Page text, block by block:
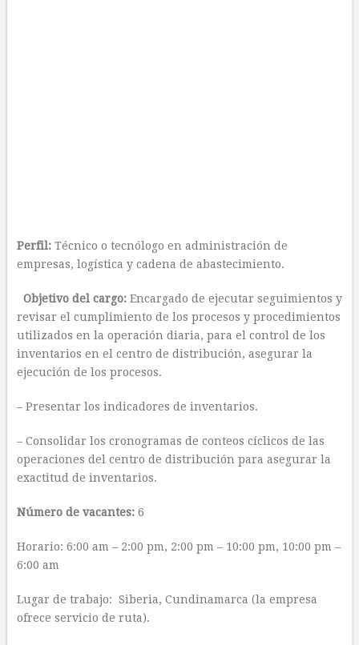
Perfil:Técnico o tecnólogo en administración de
empresas, logística y cadena de abastecimiento.
Objetivo del cargo:Encargado de ejecutar seguimientos y
revisar el cumplimiento de los procesos y procedimientos
utilizados en la operación diaria, para el control de los
inventarios en el centro de distribución, asegurar la
ejecución de los procesos.
– Presentar los indicadores de inventarios.
– Consolidar los cronogramas de conteos cíclicos de las
operaciones del centro de distribución para asegurar la
exactitud de inventarios.
Número de vacantes:6
Horario: 6:00 am – 2:00 pm, 2:00 pm – 10:00 pm, 10:00 pm –
6:00 am
Lugar de trabajo: Siberia, Cundinamarca (la empresa
ofrece servicio de ruta).